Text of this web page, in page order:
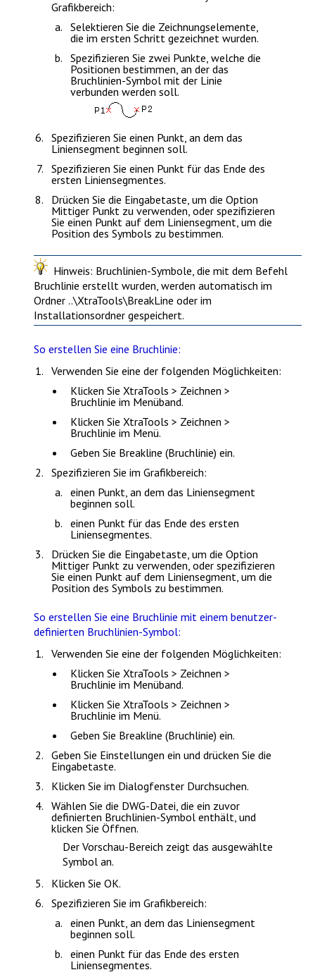
Grafikbereich:
Selektieren Sie die Zeichnungselemente,
die im ersten Schritt gezeichnet wurden.
Spezifizieren Sie zwei Punkte, welche die
Positionen bestimmen, an der das
Bruchlinien-Symbol mit der Linie
verbunden werden soll.
Spezifizieren Sie einen Punkt, an dem das
Liniensegment beginnen soll.
Spezifizieren Sie einen Punkt für das Ende des
ersten Liniensegmentes.
Drücken Sie die Eingabetaste, um die Option
Mittiger Punkt zu verwenden, oder spezifizieren
Sie einen Punkt auf dem Liniensegment, um die
Position des Symbols zu bestimmen.
Hinweis: Bruchlinien-Symbole, die mit dem Befehl
Bruchlinie erstellt wurden, werden automatisch im
Ordner ..\XtraTools\BreakLine oder im
Installationsordner gespeichert.
So erstellen Sie eine Bruchlinie:
Verwenden Sie eine der folgenden Möglichkeiten:
Klicken SieXtraTools > Zeichnen >
Bruchlinie im Menüband.
Klicken SieXtraTools > Zeichnen >
Bruchlinie im Menü.
Geben Sie Breakline (Bruchlinie) ein.
Spezifizieren Sie im Grafikbereich:
einen Punkt, an dem das Liniensegment
beginnen soll.
einen Punkt für das Ende des ersten
Liniensegmentes.
Drücken Sie die Eingabetaste, um die Option
Mittiger Punkt zu verwenden, oder spezifizieren
Sie einen Punkt auf dem Liniensegment, um die
Position des Symbols zu bestimmen.
So erstellen Sie eine Bruchlinie mit einem benutzer-
definierten Bruchlinien-Symbol:
Verwenden Sie eine der folgenden Möglichkeiten:
Klicken SieXtraTools > Zeichnen >
Bruchlinie im Menüband.
Klicken SieXtraTools > Zeichnen >
Bruchlinie im Menü.
Geben Sie Breakline (Bruchlinie) ein.
Geben Sie Einstellungen ein und drücken Sie die
Eingabetaste.
Klicken Sie im Dialogfenster Durchsuchen.
Wählen Sie die DWG-Datei, die ein zuvor
definierten Bruchlinien-Symbol enthält, und
klicken SieÖffnen.
Der Vorschau-Bereich zeigt das ausgewählte
Symbol an.
Klicken SieOK.
Spezifizieren Sie im Grafikbereich:
einen Punkt, an dem das Liniensegment
beginnen soll.
einen Punkt für das Ende des ersten
Liniensegmentes.